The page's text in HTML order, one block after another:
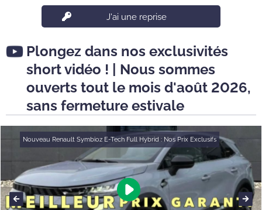
J'ai une reprise
Plongez dans nos exclusivités
short vidéo ! | Nous sommes
ouverts tout le mois d'août 2026,
sans fermeture estivale
Nouveau Renault Symbioz E-Tech Full Hybrid : Nos Prix Exclusifs